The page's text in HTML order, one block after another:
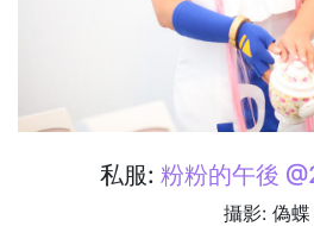
私服: 粉粉的午後
攝影: 偽蝶